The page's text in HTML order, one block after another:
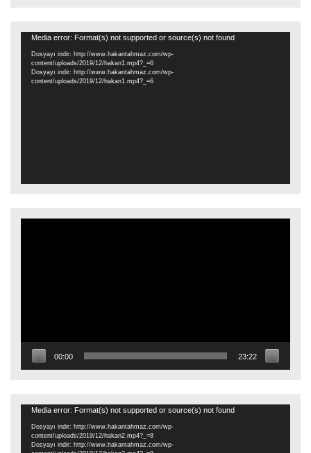
Video
oynatıcı
Media error: Format(s) not supported or source(s) not found
Dosyayı indir: http://www.hakantahmaz.com/wp-
content/uploads/2019/12/hakan1.mp4?_=6
Dosyayı indir: http://www.hakantahmaz.com/wp-
content/uploads/2019/12/hakan1.mp4?_=6
00:00 23:22
Video
oynatıcı
Media error: Format(s) not supported or source(s) not found
Dosyayı indir: http://www.hakantahmaz.com/wp-
content/uploads/2019/12/hakan2.mp4?_=8
Dosyayı indir: http://www.hakantahmaz.com/wp-